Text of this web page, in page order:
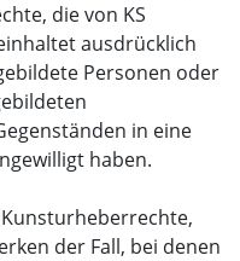
die von KS
ausdrücklich
Personen oder
in eine
haben.
der Fall, bei denen